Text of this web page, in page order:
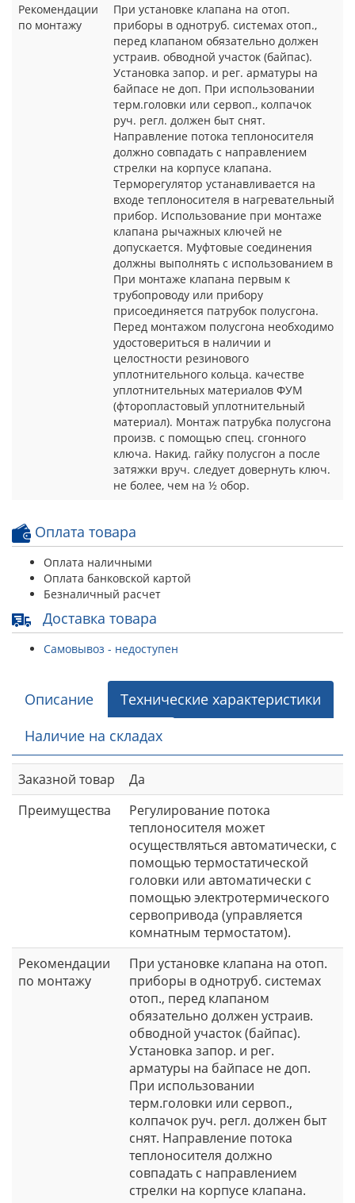
Рекомендации
по монтажу
При установке клапана на отоп.
приборы в однотруб. системах отоп.,
перед клапаном обязательно должен
устраив. обводной участок (байпас).
Установка запор. и рег. арматуры на
байпасе не доп. При использовании
терм.головки или сервоп., колпачок
руч. регл. должен быт снят.
Направление потока теплоносителя
должно совпадать с направлением
стрелки на корпусе клапана.
Терморегулятор устанавливается на
входе теплоносителя в нагревательный
прибор. Использование при монтаже
клапана рычажных ключей не
допускается. Муфтовые соединения
должны выполнять с использованием в
При монтаже клапана первым к
трубопроводу или прибору
присоединяется патрубок полусгона.
Перед монтажом полусгона необходимо
удостовериться в наличии и
целостности резинового
уплотнительного кольца. качестве
уплотнительных материалов ФУМ
(фторопластовый уплотнительный
материал). Монтаж патрубка полусгона
произв. с помощью спец. сгонного
ключа. Накид. гайку полусгон а после
затяжки вруч. следует довернуть ключ.
не более, чем на ½ обор.
Оплата товара
Оплата наличными
Оплата банковской картой
Безналичный расчет
Доставка товара
Самовывоз - недоступен
Описание
Технические характеристики
Наличие на складах
Заказной товар
Да
Преимущества
Регулирование потока
теплоносителя может
осуществляться автоматически, с
помощью термостатической
головки или автоматически с
помощью электротермического
сервопривода (управляется
комнатным термостатом).
Рекомендации
по монтажу
При установке клапана на отоп.
приборы в однотруб. системах
отоп., перед клапаном
обязательно должен устраив.
обводной участок (байпас).
Установка запор. и рег.
арматуры на байпасе не доп.
При использовании
терм.головки или сервоп.,
колпачок руч. регл. должен быт
снят. Направление потока
теплоносителя должно
совпадать с направлением
стрелки на корпусе клапана.